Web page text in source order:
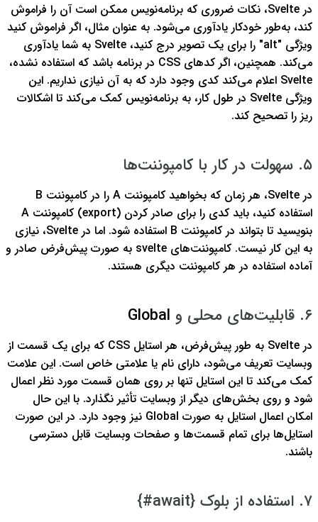
در Svelte، نکات ضروری که برنامه‌نویس ممکن است آن را فراموش
کند، به‌طور خودکار یادآوری می‌شود. به عنوان مثال، اگر فراموش کنید
ویژگی "alt" را برای یک تصویر درج کنید، Svelte به شما یادآوری
می‌کند. همچنین، اگر کدهای CSS در برنامه باشد که استفاده نشده،
Svelte اعلام می‌کند کدی وجود دارد که به آن نیازی نداریم.
این
ویژگی Svelte در طول کار، به برنامه‌نویس کمک می‌کند تا اشکالات
ریز را تصحیح کند.
۵. سهولت در کار با کامپوننت‌ها
در Svelte، هر زمان که بخواهید کامپوننت A را در کامپوننت B
استفاده کنید، باید کدی را برای صادر کردن (export) کامپوننت A
بنویسید تا بتواند در کامپوننت B استفاده شود. اما در Svelte، نیازی
به این کار نیست. کامپوننت‌های svelte به صورت پیش‌فرض صادر و
آماده استفاده در هر کامپوننت دیگری هستند.
۶. قابلیت‌های محلی و Global
در Svelte به طور پیش‌فرض، هر استایل CSS که برای یک قسمت از
وبسایت تعریف می‌شود، دارای نام یا علامتی خاص است. این علامت
کمک می‌کند تا این استایل تنها بر روی همان قسمت مورد نظر اعمال
شود و روی بخش‌های دیگر از وبسایت تأثیر نگذارد. با این حال
امکان اعمال استایل به صورت Global نیز وجود دارد. در این صورت
استایل‌ها برای تمام قسمت‌ها و صفحات وبسایت قابل دسترسی
باشند.
۷. استفاده از بلوک {await#}